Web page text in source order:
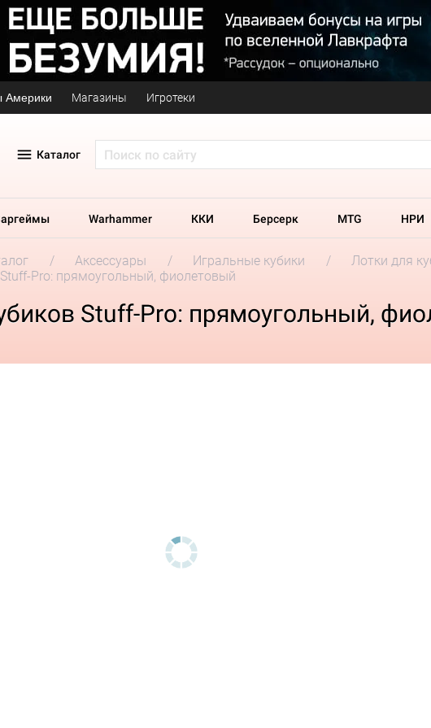
Америки Магазины Игротеки
Каталог
Warhammer ККИ Берсерк MTG НРИ
Аксессуары Игральные кубики
Лотки для
Pro: прямоугольный, фиолетовый
Stuff-Pro: прямоугольный,